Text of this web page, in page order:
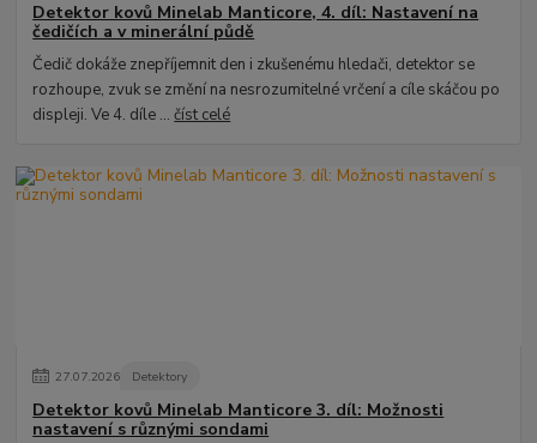
Detektor kovů Minelab Manticore, 4. díl: Nastavení na
čedičích a v minerální půdě
Čedič dokáže znepříjemnit den i zkušenému hledači, detektor se
rozhoupe, zvuk se změní na nesrozumitelné vrčení a cíle skáčou po
displeji. Ve 4. díle ...číst celé
27.07.2026 Detektory
Detektor kovů Minelab Manticore 3. díl: Možnosti
nastavení s různými sondami